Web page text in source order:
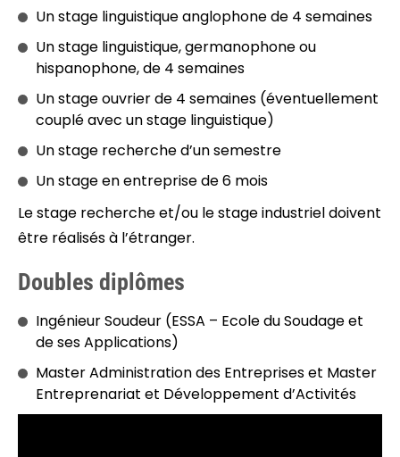
Un stage linguistique anglophone de 4 semaines
Un stage linguistique, germanophone ou
hispanophone, de 4 semaines
Un stage ouvrier de 4 semaines (éventuellement
couplé avec un stage linguistique)
Un stage recherche d’un semestre
Un stage en entreprise de 6 mois
Le stage recherche et/ou le stage industriel doivent
être réalisés à l’étranger.
Doubles diplômes
Ingénieur Soudeur (ESSA – Ecole du Soudage et
de ses Applications)
Master Administration des Entreprises et Master
Entreprenariat et Développement d’Activités